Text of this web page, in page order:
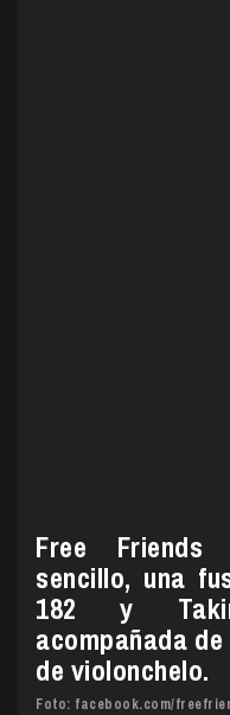
Free
sencillo, una
182 y
acompañada
de violonchelo.
Foto: facebook.com/